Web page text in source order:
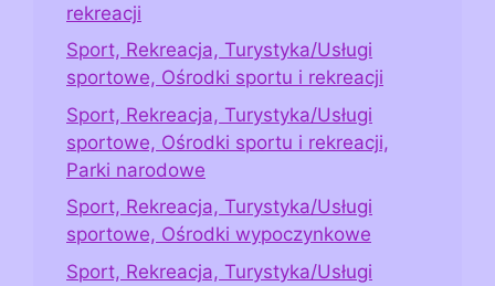
rekreacji
Sport, Rekreacja, Turystyka/Usługi
sportowe, Ośrodki sportu i rekreacji
Sport, Rekreacja, Turystyka/Usługi
sportowe, Ośrodki sportu i rekreacji,
Parki narodowe
Sport, Rekreacja, Turystyka/Usługi
sportowe, Ośrodki wypoczynkowe
Sport, Rekreacja, Turystyka/Usługi